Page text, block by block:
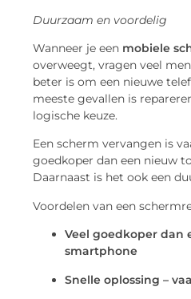
Duurzaam en voordelig
Wanneer je een mobiele
overweegt, vragen veel
beter is om een nieuwe
meeste gevallen is
logische keuze.
Een scherm vervangen is
goedkoper dan een nieuw
Daarnaast is het ook een
Voordelen van een
Veel goedkoper dan
smartphone
Snelle oplossing –